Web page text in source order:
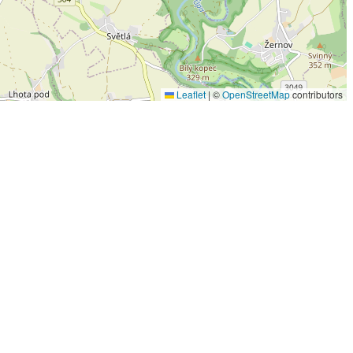
Leaflet | ©OpenStreetMapcontributors